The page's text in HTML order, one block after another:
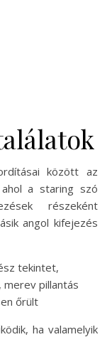
között az
a staring szó
részeként
angol kifejezés
tekintet,
pillantás
őrült
ha valamelyik